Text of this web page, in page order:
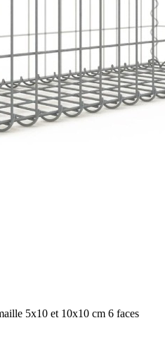
5x10 et 10x10 cm 6 faces